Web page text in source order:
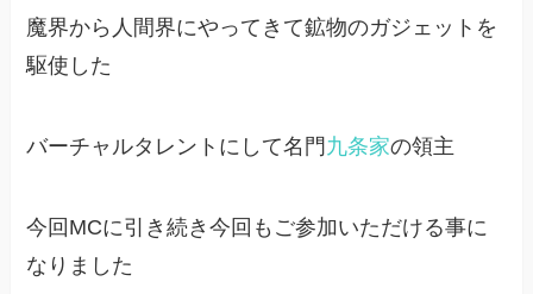
魔界から人間界にやってきて鉱物のガジェットを
駆使した
バーチャルタレントにして名門 九条家の領主
今回MCに引き続き今回もご参加いただける事に
なりました